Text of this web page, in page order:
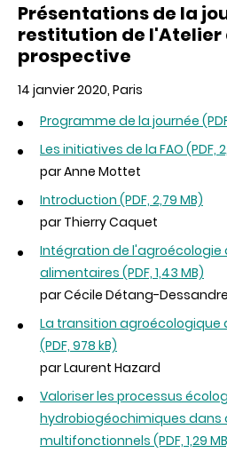
Présentations de la
restitution de l'Atelier
prospective
14 janvier 2020, Paris
Programme de la journée
Les initiatives de la FAO (PDF,
par Anne Mottet
Introduction (PDF, 2,79 MB)
par Thierry Caquet
Intégration de
alimentaires (PDF, 1,43 MB)
par Cécile Détang-Dessandre
La transition agroécologique
(PDF, 978 kB)
par Laurent Hazard
Valoriser les processus
hydrobiogéochimiques dans
multifonctionnels (PDF, 1,29